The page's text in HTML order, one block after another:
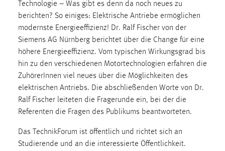
Technologie – Was gibt es denn da noch neues zu
berichten? So einiges: Elektrische Antriebe ermöglichen
modernste Energieeffizienz! Dr. Ralf Fischer von der
Siemens AG Nürnberg berichtet über die Change für eine
höhere Energieeffizienz. Vom typischen Wirkungsgrad bis
hin zu den verschiedenen Motortechnologien erfahren die
ZuhörerInnen viel neues über die Möglichkeiten des
elektrischen Antriebs. Die abschließenden Worte von Dr.
Ralf Fischer leiteten die Fragerunde ein, bei der die
Referenten die Fragen des Publikums beantworteten.
Das TechnikForum ist öffentlich und richtet sich an
Studierende und an die interessierte Öffentlichkeit.